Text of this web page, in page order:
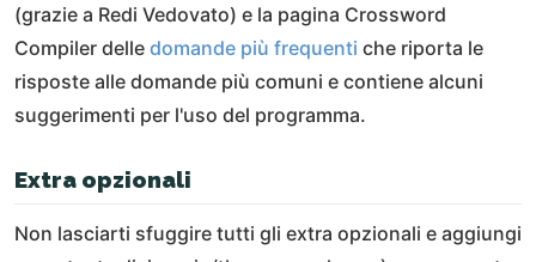
(grazie a Redi Vedovato) e la pagina Crossword
Compiler delle domande più frequenti che riporta le
risposte alle domande più comuni e contiene alcuni
suggerimenti per l'uso del programma.
Extra opzionali
Non lasciarti sfuggire tutti gli extra opzionali e aggiungi